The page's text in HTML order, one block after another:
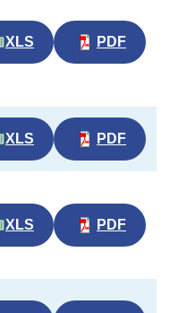
XLS PDF
XLS PDF
XLS PDF